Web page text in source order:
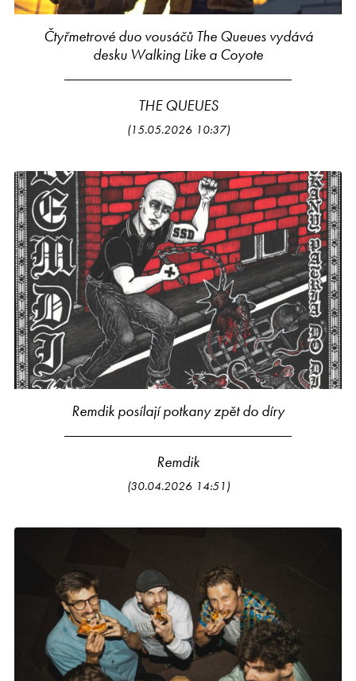
Čtyřmetrové duo vousáčů The Queues vydává
desku Walking Like a Coyote
THE QUEUES
(15.05.2026 10:37)
Remdik posílají potkany zpět do díry
Remdik
(30.04.2026 14:51)